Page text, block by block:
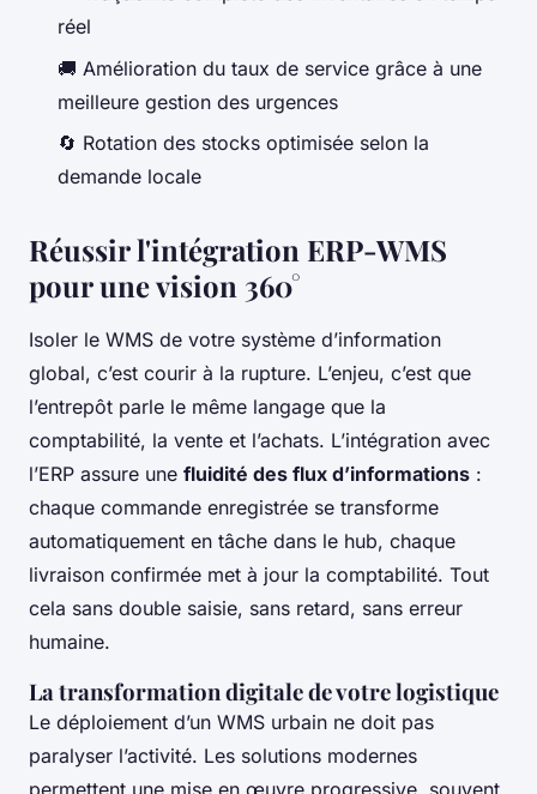
réel
🚚 Amélioration du taux de service grâce à une
meilleure gestion des urgences
🔄 Rotation des stocks optimisée selon la
demande locale
Réussir l'intégration ERP-WMS
pour une vision 360°
Isoler le WMS de votre système d’information
global, c’est courir à la rupture. L’enjeu, c’est que
l’entrepôt parle le même langage que la
comptabilité, la vente et l’achats. L’intégration avec
l’ERP assure une fluidité des flux d’informations :
chaque commande enregistrée se transforme
automatiquement en tâche dans le hub, chaque
livraison confirmée met à jour la comptabilité. Tout
cela sans double saisie, sans retard, sans erreur
humaine.
La transformation digitale de votre logistique
Le déploiement d’un WMS urbain ne doit pas
paralyser l’activité. Les solutions modernes